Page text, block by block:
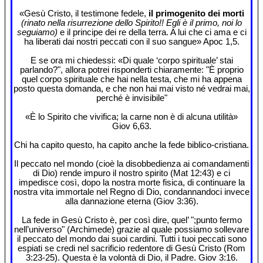
«Gesù Cristo, il testimone fedele, il primogenito dei morti
(rinato nella risurrezione dello Spirito!! Egli è il primo, noi lo
seguiamo) e il principe dei re della terra. A lui che ci ama e ci
ha liberati dai nostri peccati con il suo sangue» Apoc 1,5.
E se ora mi chiedessi: «Di quale ‘corpo spirituale’ stai
parlando?", allora potrei risponderti chiaramente: "È proprio
quel corpo spirituale che hai nella testa, che mi ha appena
posto questa domanda, e che non hai mai visto né vedrai mai,
perché è invisibile"
«È lo Spirito che vivifica; la carne non è di alcuna utilità»
Giov 6,63.
Chi ha capito questo, ha capito anche la fede biblico-cristiana.
Il peccato nel mondo (cioè la disobbedienza ai comandamenti
di Dio) rende impuro il nostro spirito (Mat 12:43) e ci
impedisce così, dopo la nostra morte fisica, di continuare la
nostra vita immortale nel Regno di Dio, condannandoci invece
alla dannazione eterna (Giov 3:36).
La fede in Gesù Cristo è, per così dire, quel’ ";punto fermo
nell’universo" (Archimede) grazie al quale possiamo sollevare
il peccato del mondo dai suoi cardini. Tutti i tuoi peccati sono
espiati se credi nel sacrificio redentore di Gesù Cristo (Rom
3:23-25). Questa è la volontà di Dio, il Padre. Giov 3:16.